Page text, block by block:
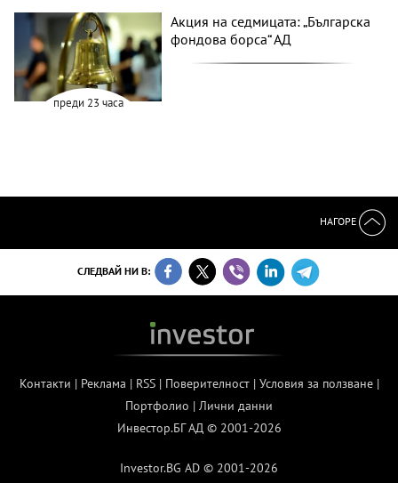
преди 23 часа
Акция на седмицата: „Българска
фондова борса“ АД
НАГОРЕ
СЛЕДВАЙ НИ В:
Контакти | Реклама | RSS| Поверителност| Условия за ползване|
Портфолио | Лични данни
Инвестор.БГ АД © 2001-2026
Investor.BG AD © 2001-2026